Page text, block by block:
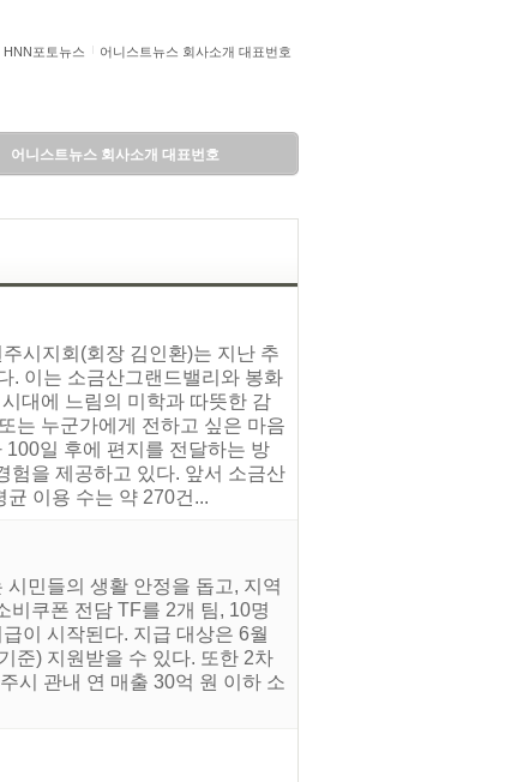
HNN포토뉴스 어니스트뉴스 회사소개 대표번호
어니스트뉴스 회사소개 대표번호
시지회(회장 김인환)는 지난 추
. 이는 소금산그랜드밸리와 봉화
대에 느림의 미학과 따뜻한 감
는 누군가에게 전하고 싶은 마음
일 후에 편지를 전달하는 방
험을 제공하고 있다. 앞서 소금산
이용 수는 약 270건...
민들의 생활 안정을 돕고, 지역
비쿠폰 전담 TF를 2개 팀, 10명
이 시작된다. 지급 대상은 6월
준) 지원받을 수 있다. 또한 2차
시 관내 연 매출 30억 원 이하 소